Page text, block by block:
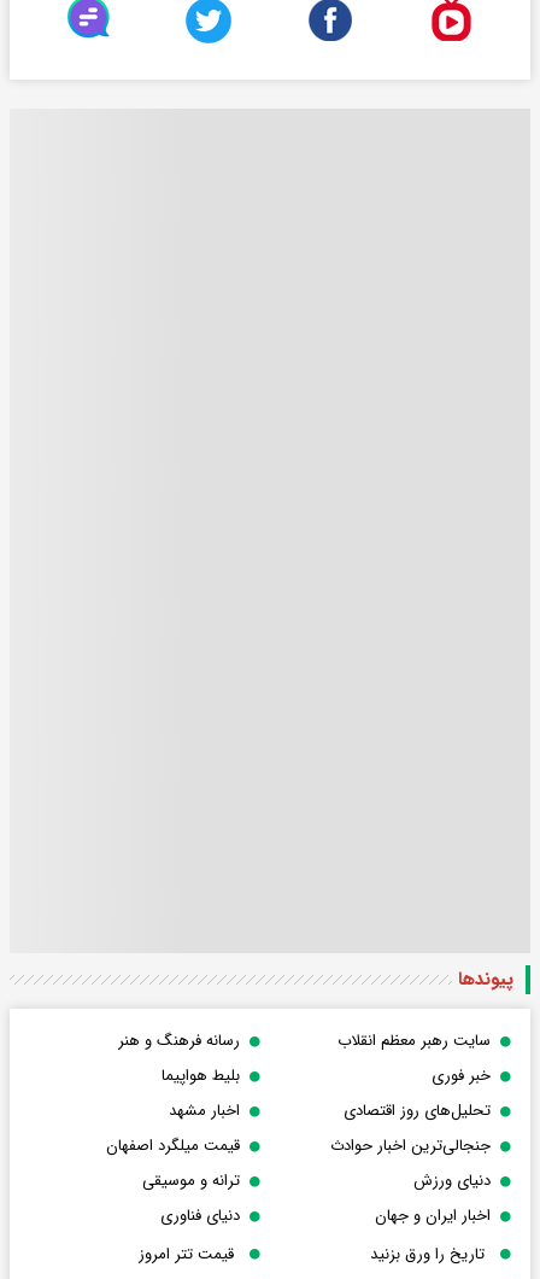
پیوندها
سایت رهبر معظم انقلاب
رسانه فرهنگ و هنر
خبر فوری
بلیط هواپیما
تحلیل‌های روز اقتصادی
اخبار مشهد
جنجالی‌ترین اخبار حوادث
قیمت میلگرد اصفهان
دنیای ورزش
ترانه و موسیقی
اخبار ایران و جهان
دنیای فناوری
تاریخ را ورق بزنید
قیمت تتر امروز